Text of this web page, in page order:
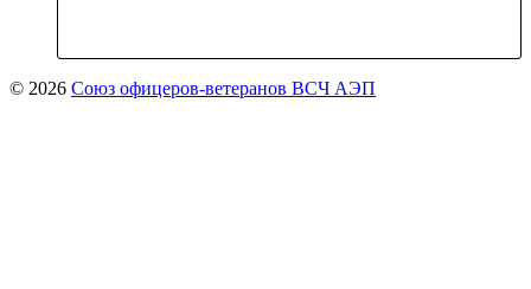
© 2026 Союз офицеров-ветеранов ВСЧ АЭП